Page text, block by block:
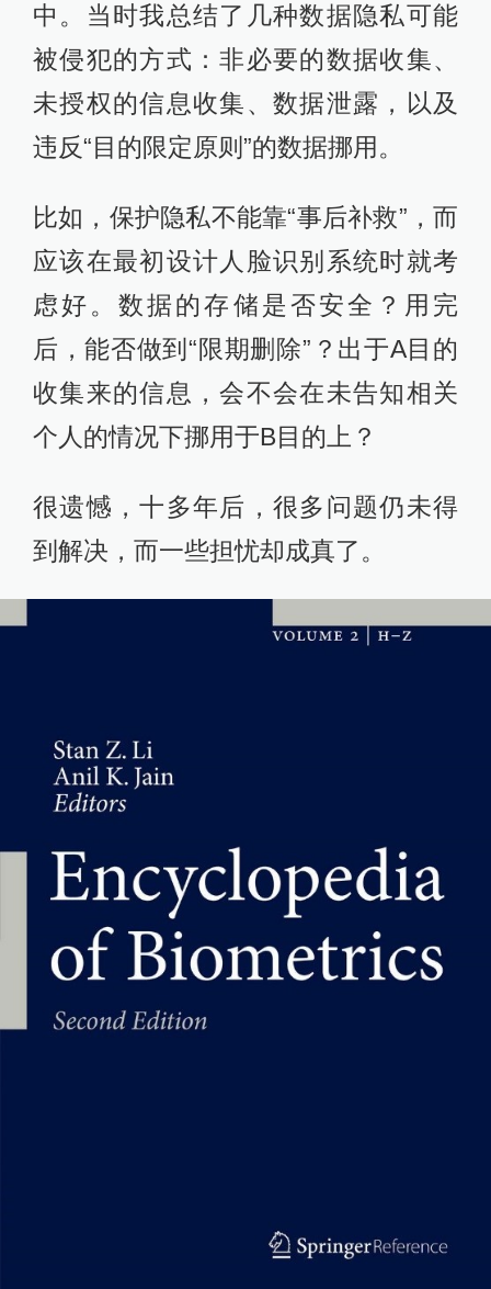
中。当时我总结了几种数据隐私可能
被侵犯的方式：非必要的数据收集、
未授权的信息收集、数据泄露，以及
违反“目的限定原则”的数据挪用。
比如，保护隐私不能靠“事后补救”，而
应该在最初设计人脸识别系统时就考
虑好。数据的存储是否安全？用完
后，能否做到“限期删除”？出于A目的
收集来的信息，会不会在未告知相关
个人的情况下挪用于B目的上？
很遗憾，十多年后，很多问题仍未得
到解决，而一些担忧却成真了。